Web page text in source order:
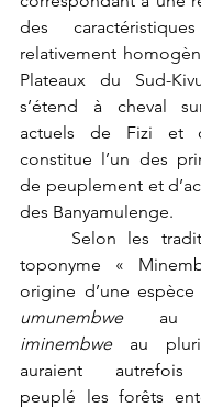
des
relativement
Plateaux du Sud-
s’étend à cheval
actuels de Fizi et
constitue l’un des
de peuplement et
des Banyamulenge.
toponyme «
umunembwe
iminembwe au
auraient autrefois
peuplé les forêts